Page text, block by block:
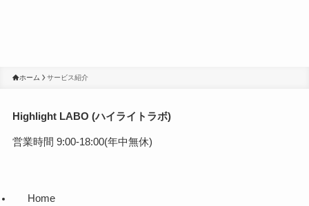
ホーム サービス紹介
Highlight LABO (ハイライトラボ)
営業時間 9:00-18:00(年中無休)
Home